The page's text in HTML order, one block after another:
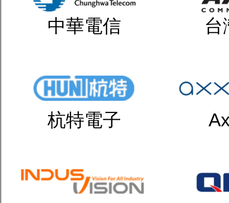
中華電信 台
杭特電子